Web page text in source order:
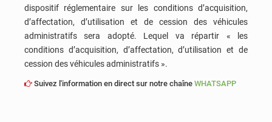
dispositif réglementaire sur les conditions d’acquisition,
d’affectation, d’utilisation et de cession des véhicules
administratifs sera adopté. Lequel va répartir « les
conditions d’acquisition, d’affectation, d’utilisation et de
cession des véhicules administratifs ».
Suivez l'information en direct sur notre chaîne WHATSAPP